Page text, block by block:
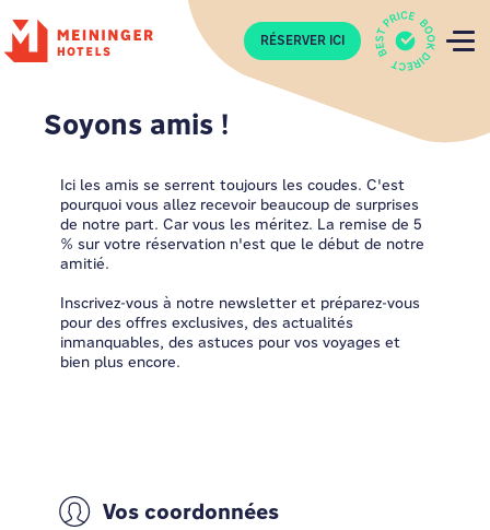
P RÉSERVER ICI
Soyons amis !
Ici les amis se serrent toujours les coudes. C'est
pourquoi vous allez recevoir beaucoup de surprises
de notre part. Car vous les méritez. La remise de 5
% sur votre réservation n'est que le début de notre
amitié.
Inscrivez-vous à notre newsletter et préparez-vous
pour des offres exclusives, des actualités
inmanquables, des astuces pour vos voyages et
bien plus encore.
Vos coordonnées